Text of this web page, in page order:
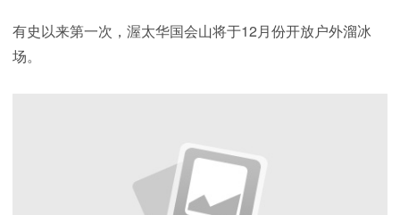
有史以来第一次，渥太华国会山将于12月份开放户外溜冰
场。